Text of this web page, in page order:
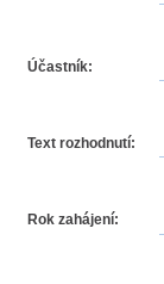
Účastník:
Text rozhodnutí:
Rok zahájení: